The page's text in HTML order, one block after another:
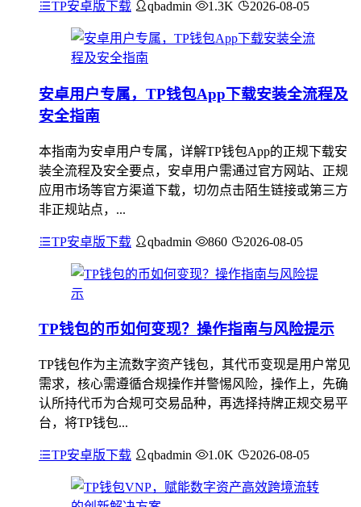
TP安卓版下载 qbadmin 1.3K 2026-08-05
安卓用户专属，TP钱包App下载安装全流程及
安全指南
本指南为安卓用户专属，详解TP钱包App的正规下载安
装全流程及安全要点，安卓用户需通过官方网站、正规
应用市场等官方渠道下载，切勿点击陌生链接或第三方
非正规站点，...
TP安卓版下载 qbadmin 860 2026-08-05
TP钱包的币如何变现？操作指南与风险提示
TP钱包作为主流数字资产钱包，其代币变现是用户常见
需求，核心需遵循合规操作并警惕风险，操作上，先确
认所持代币为合规可交易品种，再选择持牌正规交易平
台，将TP钱包...
TP安卓版下载 qbadmin 1.0K 2026-08-05